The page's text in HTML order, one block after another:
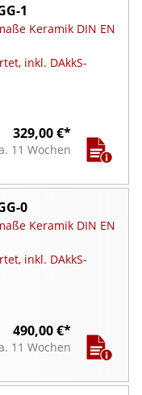
1
Keramik DIN EN
inkl. DAkkS-
329,00 €*
11 Wochen
0
Keramik DIN EN
inkl. DAkkS-
490,00 €*
11 Wochen